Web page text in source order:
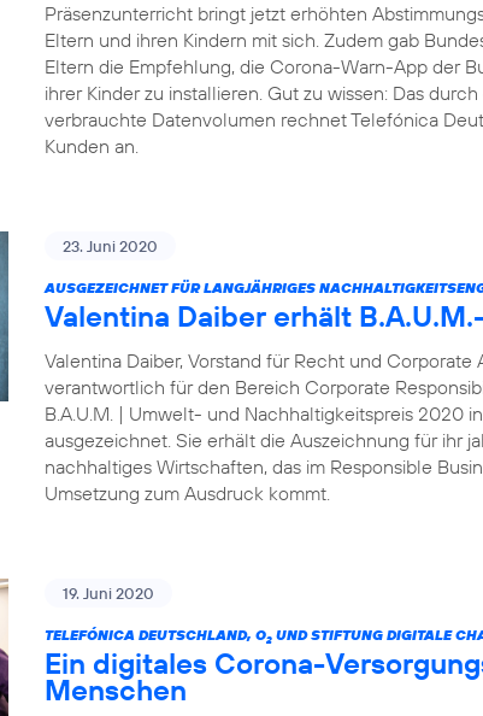
Präsenzunterricht bringt jetzt erhöhten
Eltern und ihren Kindern mit sich. Zudem gab
Eltern die Empfehlung, die Corona-Warn-App der
ihrer Kinder zu installieren. Gut zu wissen: Das
verbrauchte Datenvolumen rechnet Telefónica
Kunden an.
23. Juni 2020
AUSGEZEICHNET FÜR LANGJÄHRIGES
Valentina Daiber erhält
Valentina Daiber, Vorstand für Recht und
verantwortlich für den Bereich Corporate
B.A.U.M. | Umwelt- und Nachhaltigkeitspreis 2020
ausgezeichnet. Sie erhält die Auszeichnung für ihr
nachhaltiges Wirtschaften, das im Responsible
Umsetzung zum Ausdruck kommt.
19. Juni 2020
TELEFÓNICA DEUTSCHLAND, O2 UND STIFTUNG DIGITALE
Ein digitales Corona-
Menschen